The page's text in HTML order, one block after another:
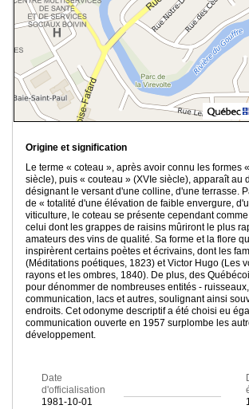
Origine et signification
Le terme « coteau », après avoir connu les formes
siècle), puis « couteau » (XVIe siècle), apparaît au
désignant le versant d'une colline, d'une terrasse.
de « totalité d'une élévation de faible envergure,
viticulture, le coteau se présente cependant
celui dont les grappes de raisins mûriront le plus
amateurs des vins de qualité. Sa forme et la flore
inspirèrent certains poètes et écrivains, dont les
(Méditations poétiques, 1823) et Victor Hugo (Les
rayons et les ombres, 1840). De plus, des
pour dénommer de nombreuses entités -
communication, lacs et autres, soulignant ainsi
endroits. Cet odonyme descriptif a été choisi eu
communication ouverte en 1957 surplombe les
développement.
Date
d'officialisation
1981-10-01